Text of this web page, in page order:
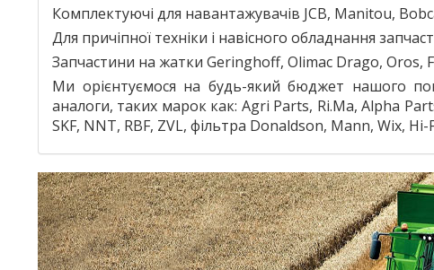
Комплектуючі для навантажувачів JCB, Manitou,
Для причіпної техніки і навісного обладнання
Запчастини на жатки Geringhoff, Olimac Drago, Oros,
Ми орієнтуємося на будь-який бюджет нашого
аналоги, таких марок как: Agri Parts, Ri.Ma, Alpha
SKF, NNT, RBF, ZVL, фільтра Donaldson, Mann, Wix, Hi-